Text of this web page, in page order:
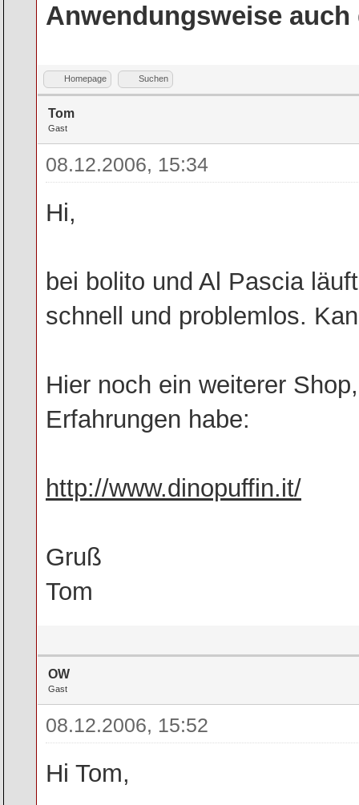
Anwendungsweise auch
Homepage Suchen
Tom
Gast
08.12.2006, 15:34
Hi,
bei bolito und Al Pascia
schnell und problemlos.
Hier noch ein weiterer
Erfahrungen habe:
http://www.dinopuffin.it/
Gruß
Tom
OW
Gast
08.12.2006, 15:52
Hi Tom,